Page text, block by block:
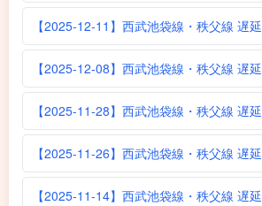
【2025-12-11】西武池袋線・秩父線 遅延
【2025-12-08】西武池袋線・秩父線 遅延
【2025-11-28】西武池袋線・秩父線 遅延
【2025-11-26】西武池袋線・秩父線 遅延
【2025-11-14】西武池袋線・秩父線 遅延